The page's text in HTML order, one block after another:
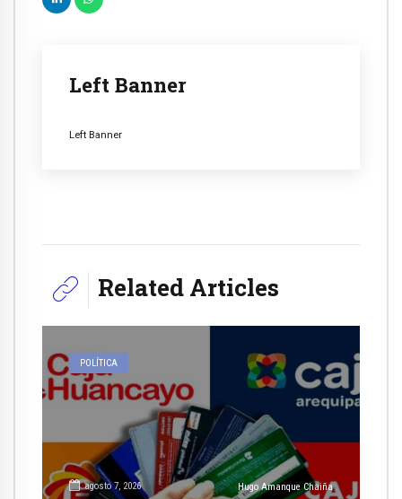
Left Banner
Left Banner
Related Articles
POLÍTICA
agosto 7, 2026 Hugo Amanque Chaiña